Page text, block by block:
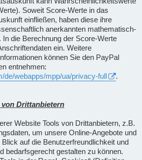
Soweit Score-Werte in das
einfließen, haben diese ihre
anerkannten mathematisch-
die Berechnung der Score-Werte
ein. Weitere
können Sie den PayPal
entnehmen:
de/webapps/mpp/ua/privacy-full
.
Drittanbietern
Website Tools von Drittanbietern, z.B.
um unsere Online-Angebote und
auf die Benutzerfreundlichkeit und
bedarfsgerecht gestalten zu können.